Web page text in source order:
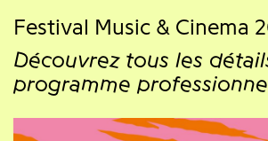
Festival Music & Cinema
Découvrez tous les
programme